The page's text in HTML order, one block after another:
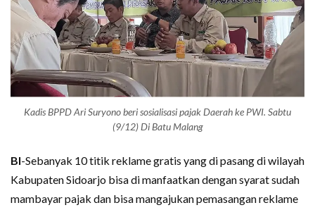
Kadis BPPD Ari Suryono beri sosialisasi pajak Daerah ke PWI. Sabtu
(9/12) Di Batu Malang
BI-Sebanyak 10 titik reklame gratis yang di pasang di wilayah
Kabupaten Sidoarjo bisa di manfaatkan dengan syarat sudah
mambayar pajak dan bisa mangajukan pemasangan reklame